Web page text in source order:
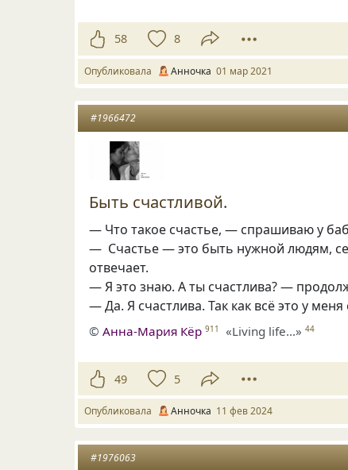
58 8
Опубликовала Анночка 01 мар 2021
#1966472
Быть счастливой.
— Что такое счастье, — спрашиваю у
— Счастье — это быть нужной людям,
отвечает.
— Я это знаю. А ты счастлива? —
— Да. Я счастлива. Так как всё это у
©Анна-Мария Кёр 911 «Living life...» 44
49 5
Опубликовала Анночка 11 фев 2024
#1976063